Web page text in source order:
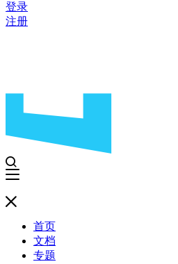
登录
注册
首页
文档
专题